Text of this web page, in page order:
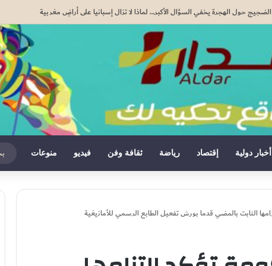
القاصرين غير المرفوقين مسألة مبدأ قائمة على التعليمات الملكية السامية (مصدر
أخبار دولية إقتصاد رياضة ثقافة وفن فيديو منوعات
الثابت بالمضي قدما بورش تفعيل الطابع الرسمي للأمازيغية